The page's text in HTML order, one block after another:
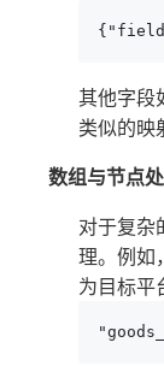
其他字段
类似的映
数组与节点
对于复杂
理。例如
为目标平